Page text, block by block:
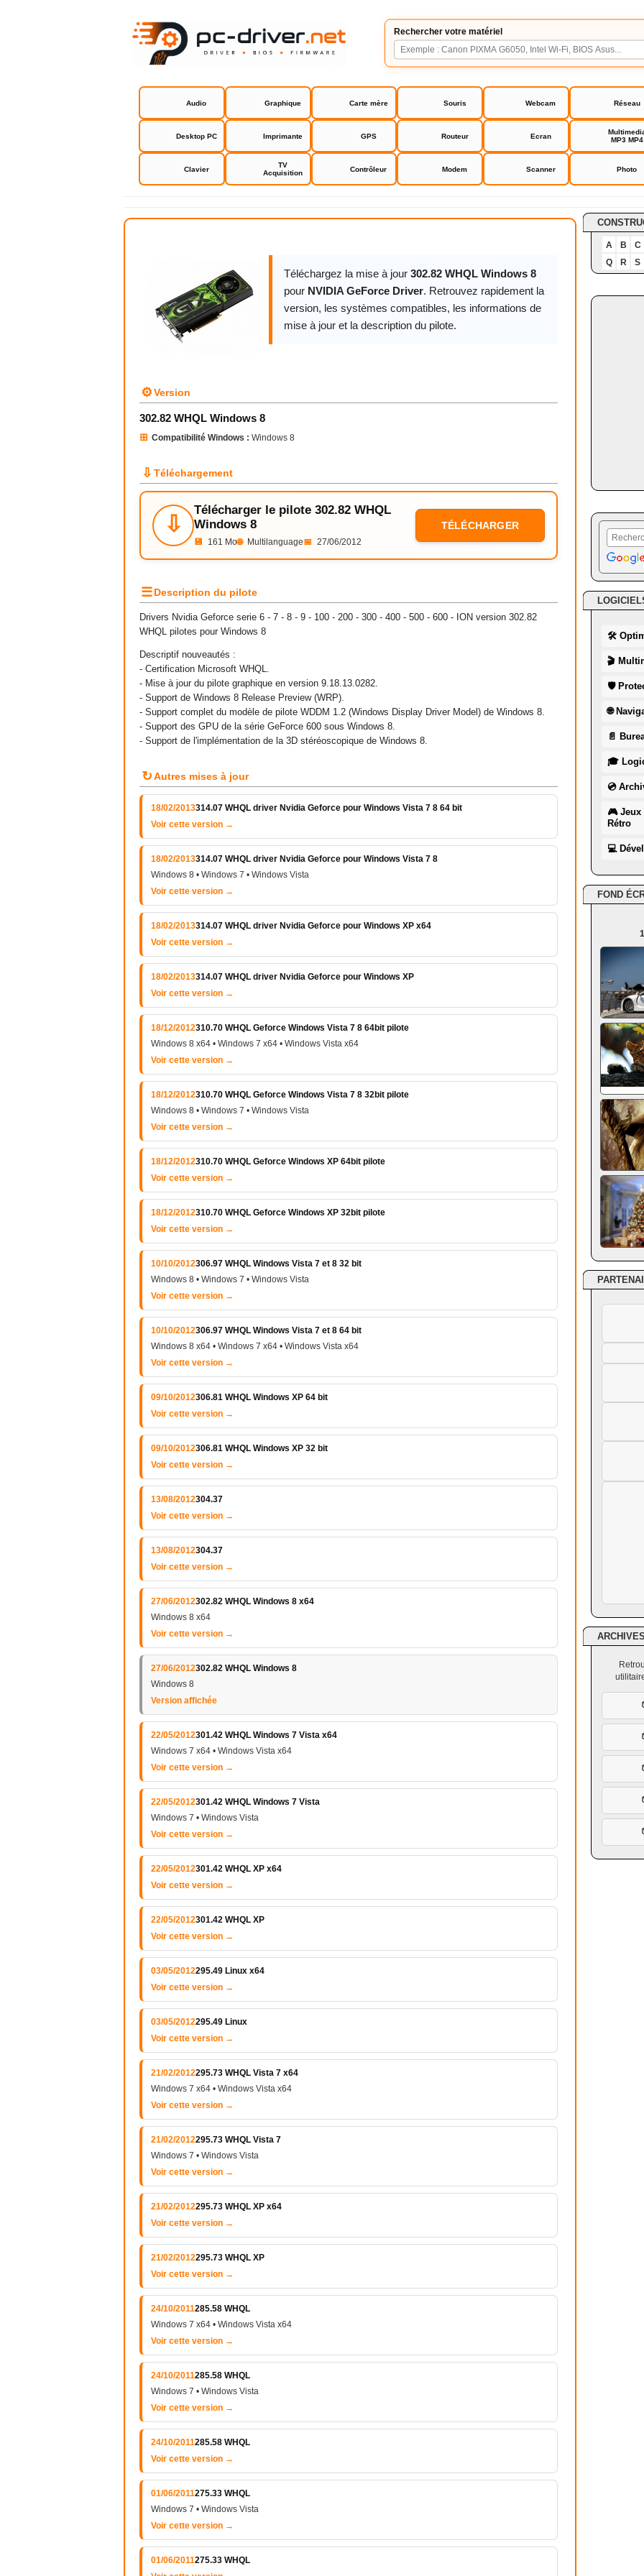
Rechercher votre matériel
Audio Graphique Carte mère Souris Webcam Réseau
Desktop PC Imprimante GPS Routeur Ecran
MP3 MP4
Clavier
TV
Acquisition
Contrôleur Modem Scanner Photo
NVIDIA GeForce Driver
Téléchargez la mise à jour 302.82 WHQL Windows 8
pour NVIDIA GeForce Driver. Retrouvez rapidement la
version, les systèmes compatibles, les informations de
mise à jour et la description du pilote.
⚙Version
302.82 WHQL Windows 8
⊞ Compatibilité Windows : Windows 8
⇩ Téléchargement
⇩
Télécharger le pilote 302.82 WHQL
Windows 8
💾 161 Mo🌐 Multilanguage📅 27/06/2012
TÉLÉCHARGER
☰Description du pilote
Drivers NvidiaGeforce serie 6 - 7 - 8 - 9 - 100 - 200 - 300 - 400 - 500 - 600 - ION version 302.82
WHQL pilotes pour Windows 8
Descriptif nouveautés :
- Certification Microsoft WHQL.
- Mise à jour du pilote graphique en version 9.18.13.0282.
- Support de Windows 8 Release Preview (WRP).
- Support complet du modèle de pilote WDDM 1.2 (Windows Display Driver Model) de Windows 8.
- Support des GPU de la série GeForce 600 sous Windows 8.
- Support de l'implémentation de la 3D stéréoscopique de Windows 8.
↻Autres mises à jour
18/02/2013314.07 WHQL driver Nvidia Geforce pour Windows Vista 7 8 64 bit
Voir cette version →
18/02/2013314.07 WHQL driver Nvidia Geforce pour Windows Vista 7 8
Windows 8 • Windows 7 • Windows Vista
Voir cette version →
18/02/2013314.07 WHQL driver Nvidia Geforce pour Windows XP x64
Voir cette version →
18/02/2013314.07 WHQL driver Nvidia Geforce pour Windows XP
Voir cette version →
18/12/2012310.70 WHQL Geforce Windows Vista 7 8 64bit pilote
Windows 8 x64 • Windows 7 x64 • Windows Vista x64
Voir cette version →
18/12/2012310.70 WHQL Geforce Windows Vista 7 8 32bit pilote
Windows 8 • Windows 7 • Windows Vista
Voir cette version →
18/12/2012310.70 WHQL Geforce Windows XP 64bit pilote
Voir cette version →
18/12/2012310.70 WHQL Geforce Windows XP 32bit pilote
Voir cette version →
10/10/2012306.97 WHQL Windows Vista 7 et 8 32 bit
Windows 8 • Windows 7 • Windows Vista
Voir cette version →
10/10/2012306.97 WHQL Windows Vista 7 et 8 64 bit
Windows 8 x64 • Windows 7 x64 • Windows Vista x64
Voir cette version →
09/10/2012306.81 WHQL Windows XP 64 bit
Voir cette version →
09/10/2012306.81 WHQL Windows XP 32 bit
Voir cette version →
13/08/2012304.37
Voir cette version →
13/08/2012304.37
Voir cette version →
27/06/2012302.82 WHQL Windows 8 x64
Windows 8 x64
Voir cette version →
27/06/2012302.82 WHQL Windows 8
Windows 8
Version affichée
22/05/2012301.42 WHQL Windows 7 Vista x64
Windows 7 x64 • Windows Vista x64
Voir cette version →
22/05/2012301.42 WHQL Windows 7 Vista
Windows 7 • Windows Vista
Voir cette version →
22/05/2012301.42 WHQL XP x64
Voir cette version →
22/05/2012301.42 WHQL XP
Voir cette version →
03/05/2012295.49 Linux x64
Voir cette version →
03/05/2012295.49 Linux
Voir cette version →
21/02/2012295.73 WHQL Vista 7 x64
Windows 7 x64 • Windows Vista x64
Voir cette version →
21/02/2012295.73 WHQL Vista 7
Windows 7 • Windows Vista
Voir cette version →
21/02/2012295.73 WHQL XP x64
Voir cette version →
21/02/2012295.73 WHQL XP
Voir cette version →
24/10/2011285.58 WHQL
Windows 7 x64 • Windows Vista x64
Voir cette version →
24/10/2011285.58 WHQL
Windows 7 • Windows Vista
Voir cette version →
24/10/2011285.58 WHQL
Voir cette version →
01/06/2011275.33 WHQL
Windows 7 • Windows Vista
Voir cette version →
01/06/2011275.33 WHQL
A B
C
Q
R S
🛠
🎬
🛡
🌐
📄
🎓
💿
🎮 Jeux
Rétro
💻
FOND